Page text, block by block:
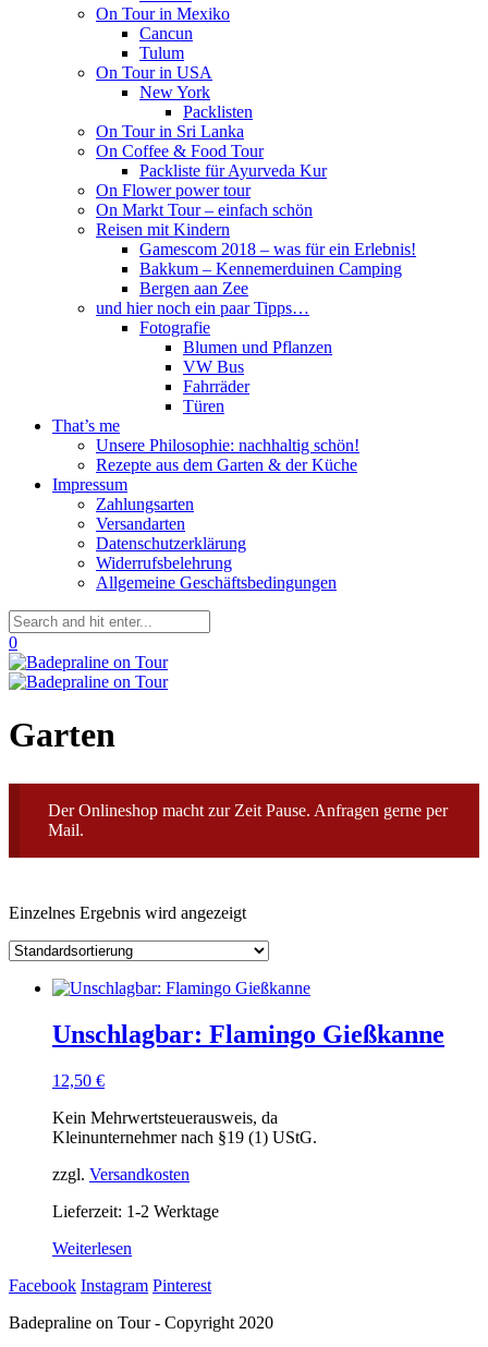
On Tour in Mexiko
Cancun
Tulum
On Tour in USA
New York
Packlisten
On Tour in Sri Lanka
On Coffee & Food Tour
Packliste für Ayurveda Kur
On Flower power tour
On Markt Tour – einfach schön
Reisen mit Kindern
Gamescom 2018 – was für ein Erlebnis!
Bakkum – Kennemerduinen Camping
Bergen aan Zee
und hier noch ein paar Tipps…
Fotografie
Blumen und Pflanzen
VW Bus
Fahrräder
Türen
That’s me
Unsere Philosophie: nachhaltig schön!
Rezepte aus dem Garten & der Küche
Impressum
Zahlungsarten
Versandarten
Datenschutzerklärung
Widerrufsbelehrung
Allgemeine Geschäftsbedingungen
0
Garten
Der Onlineshop macht zur Zeit Pause. Anfragen gerne per
Mail.
Einzelnes Ergebnis wird angezeigt
Unschlagbar: Flamingo Gießkanne
12,50 €
Kein Mehrwertsteuerausweis, da
Kleinunternehmer nach §19 (1) UStG.
zzgl. Versandkosten
Lieferzeit: 1-2 Werktage
Weiterlesen
Facebook Instagram Pinterest
Badepraline on Tour - Copyright 2020